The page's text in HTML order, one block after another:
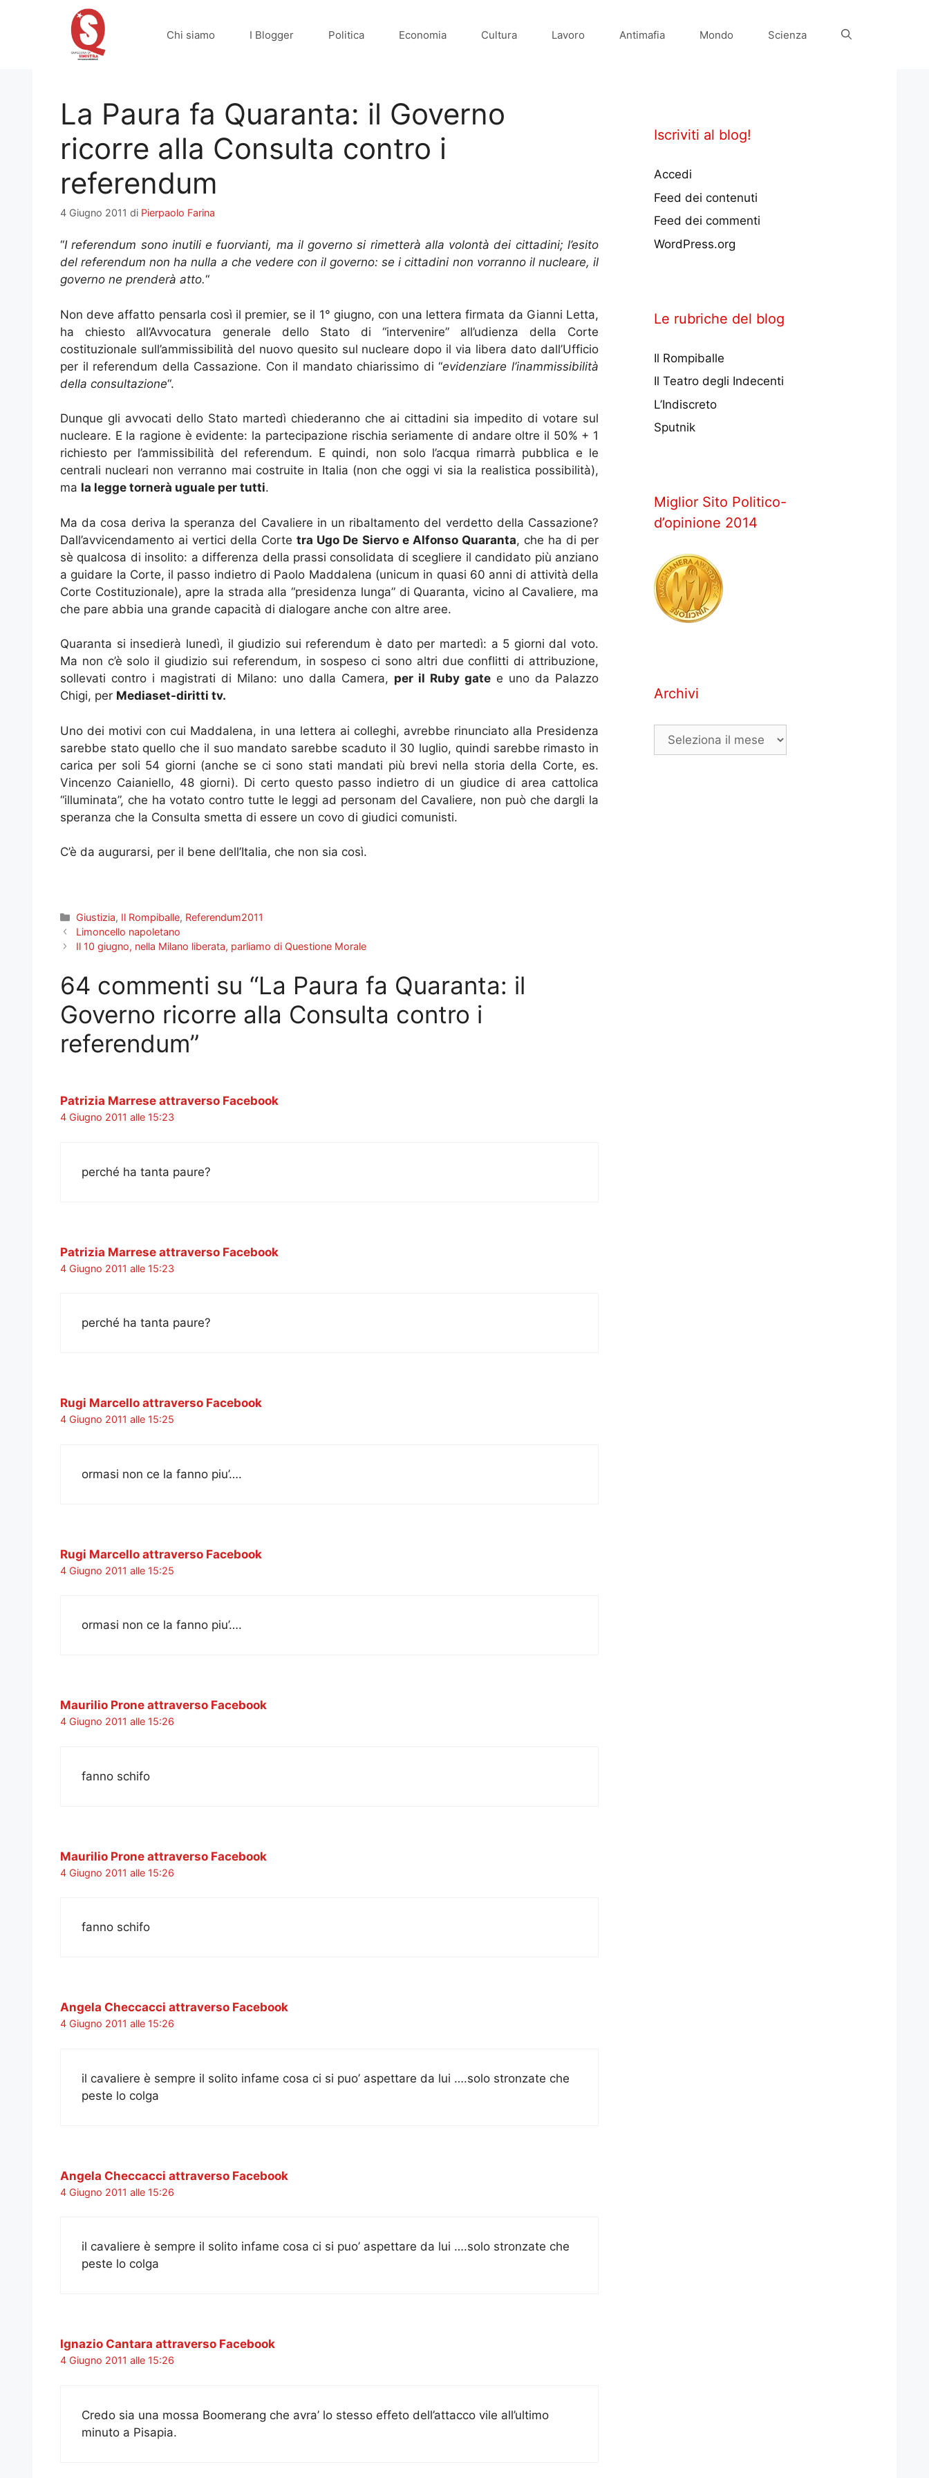
Chi siamo I Blogger Politica Economia Cultura Lavoro Antimafia Mondo Scienza
La Paura fa Quaranta: il Governo
ricorre alla Consulta contro i
referendum
4 Giugno 2011 di Pierpaolo Farina
“I referendum sono inutili e fuorvianti, ma il governo si rimetterà alla volontà dei cittadini; l’esito
del referendum non ha nulla a che vedere con il governo: se i cittadini non vorranno il nucleare, il
governo ne prenderà atto.“
Non deve affatto pensarla così il premier, se il 1° giugno, con una lettera firmata da Gianni Letta,
ha chiesto all’Avvocatura generale dello Stato di “intervenire” all’udienza della Corte
costituzionale sull’ammissibilità del nuovo quesito sul nucleare dopo il via libera dato dall’Ufficio
per il referendum della Cassazione. Con il mandato chiarissimo di “evidenziare l’inammissibilità
della consultazione“.
Dunque gli avvocati dello Stato martedì chiederanno che ai cittadini sia impedito di votare sul
nucleare. E la ragione è evidente: la partecipazione rischia seriamente di andare oltre il 50% + 1
richiesto per l’ammissibilità del referendum. E quindi, non solo l’acqua rimarrà pubblica e le
centrali nucleari non verranno mai costruite in Italia (non che oggi vi sia la realistica possibilità),
ma la legge tornerà uguale per tutti.
Ma da cosa deriva la speranza del Cavaliere in un ribaltamento del verdetto della Cassazione?
Dall’avvicendamento ai vertici della Cortetra Ugo De Siervo e Alfonso Quaranta, che ha di per
sè qualcosa di insolito: a differenza della prassi consolidata di scegliere il candidato più anziano
a guidare la Corte, il passo indietro di Paolo Maddalena (unicum in quasi 60 anni di attività della
Corte Costituzionale), apre la strada alla “presidenza lunga” di Quaranta, vicino al Cavaliere, ma
che pare abbia una grande capacità di dialogare anche con altre aree.
Quaranta si insedierà lunedì, il giudizio sui referendum è dato per martedì: a 5 giorni dal voto.
Ma non c’è solo il giudizio sui referendum, in sospeso ci sono altri due conflitti di attribuzione,
sollevati contro i magistrati di Milano: uno dalla Camera, per il Ruby gate e uno da Palazzo
Chigi, per Mediaset-diritti tv.
Uno dei motivi con cui Maddalena, in una lettera ai colleghi, avrebbe rinunciato alla Presidenza
sarebbe stato quello che il suo mandato sarebbe scaduto il 30 luglio, quindi sarebbe rimasto in
carica per soli 54 giorni (anche se ci sono stati mandati più brevi nella storia della Corte, es.
Vincenzo Caianiello, 48 giorni). Di certo questo passo indietro di un giudice di area cattolica
“illuminata”, che ha votato contro tutte le leggi ad personam del Cavaliere, non può che dargli la
speranza che la Consulta smetta di essere un covo di giudici comunisti.
C’è da augurarsi, per il bene dell’Italia, che non sia così.
Categorie
Giustizia, Il Rompiballe, Referendum2011
Limoncello napoletano
Il 10 giugno, nella Milano liberata, parliamo di Questione Morale
64 commenti su “La Paura fa Quaranta: il
Governo ricorre alla Consulta contro i
referendum”
Patrizia Marrese attraverso Facebook
4 Giugno 2011 alle 15:23
perché ha tanta paure?
Patrizia Marrese attraverso Facebook
4 Giugno 2011 alle 15:23
perché ha tanta paure?
Rugi Marcello attraverso Facebook
4 Giugno 2011 alle 15:25
ormasi non ce la fanno piu’….
Rugi Marcello attraverso Facebook
4 Giugno 2011 alle 15:25
ormasi non ce la fanno piu’….
Maurilio Prone attraverso Facebook
4 Giugno 2011 alle 15:26
fanno schifo
Maurilio Prone attraverso Facebook
4 Giugno 2011 alle 15:26
fanno schifo
Angela Checcacci attraverso Facebook
4 Giugno 2011 alle 15:26
il cavaliere è sempre il solito infame cosa ci si puo’ aspettare da lui ….solo stronzate che
peste lo colga
Angela Checcacci attraverso Facebook
4 Giugno 2011 alle 15:26
il cavaliere è sempre il solito infame cosa ci si puo’ aspettare da lui ….solo stronzate che
peste lo colga
Ignazio Cantara attraverso Facebook
4 Giugno 2011 alle 15:26
Credo sia una mossa Boomerang che avra’ lo stesso effeto dell’attacco vile all’ultimo
minuto a Pisapia.
Iscriviti al blog!
Accedi
Feed dei contenuti
Feed dei commenti
WordPress.org
Le rubriche del blog
Il Rompiballe
Il Teatro degli Indecenti
L’Indiscreto
Sputnik
Miglior Sito Politico-
d’opinione 2014
Archivi
Archivi